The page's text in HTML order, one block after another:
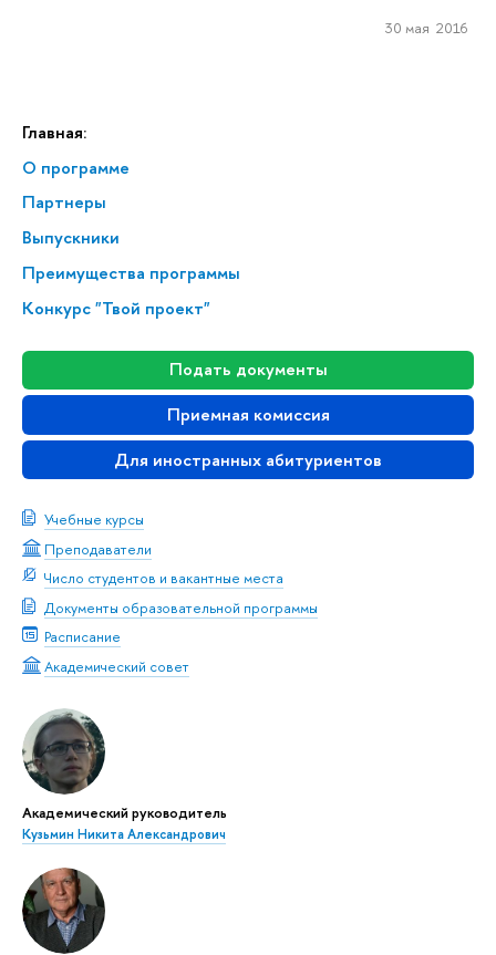
Главная:
О программе
Партнеры
Выпускники
Преимущества программы
Конкурс "Твой проект"
Подать документы
Приемная комиссия
Для иностранных абитуриентов
Учебные курсы
Преподаватели
Число студентов и вакантные места
Документы образовательной программы
Расписание
Академический совет
Академический руководитель
Кузьмин Никита Александрович
30 мая 2016